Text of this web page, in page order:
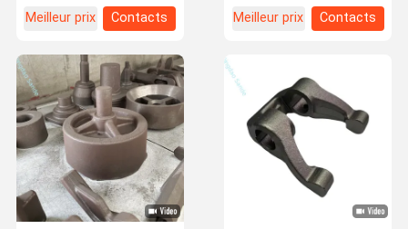
Meilleur prix
Contacts
Meilleur prix
Contacts